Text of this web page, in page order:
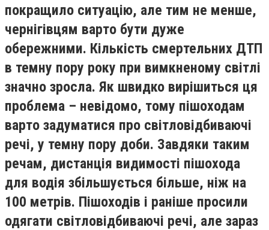
покращило ситуацію, але тим не менше,
чернігівцям варто бути дуже
обережними. Кількість смертельних ДТП
в темну пору року при вимкненому світлі
значно зросла. Як швидко вирішиться ця
проблема – невідомо, тому пішоходам
варто задуматися про світловідбиваючі
речі, у темну пору доби. Завдяки таким
речам, дистанція видимості пішохода
для водія збільшується більше, ніж на
100 метрів. Пішоходів і раніше просили
одягати світловідбиваючі речі, але зараз